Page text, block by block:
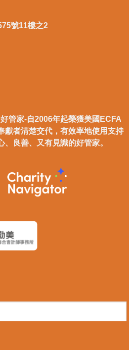
號11樓之2
管家-自2006年起榮獲美國ECFA
獻者清楚交代，有效率地使用支持
良善、又有見識的好管家。